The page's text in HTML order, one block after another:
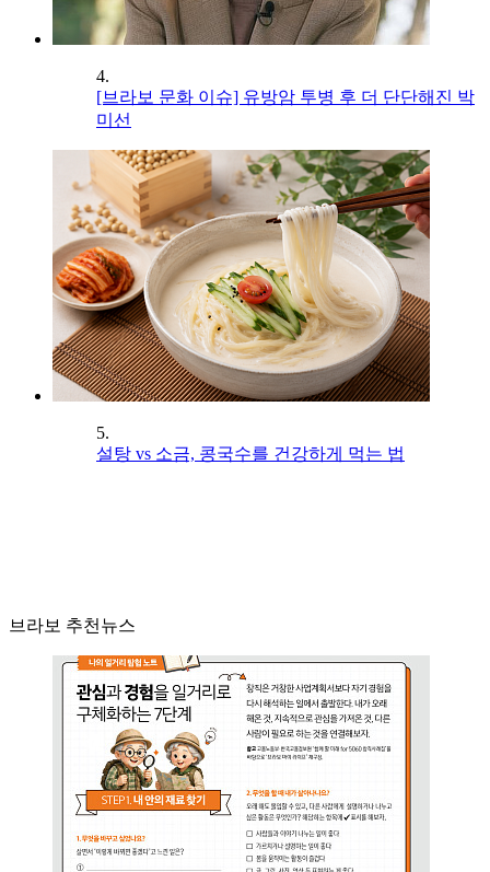
4.
[브라보 문화 이슈] 유방암 투병 후 더 단단해진 박
미선
5.
설탕 vs 소금, 콩국수를 건강하게 먹는 법
브라보 추천뉴스